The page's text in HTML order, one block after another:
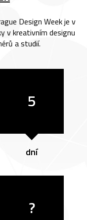
Design Week je v
v kreativním designu
a studií.
5
dní
?